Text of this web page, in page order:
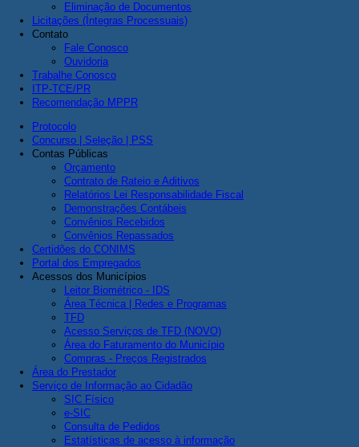
Eliminação de Documentos
Licitações (Íntegras Processuais)
Contato
Fale Conosco
Ouvidoria
Trabalhe Conosco
ITP-TCE/PR
Recomendação MPPR
Protocolo
Concurso | Seleção | PSS
Contas Públicas
Orçamento
Contrato de Rateio e Aditivos
Relatórios Lei Responsabilidade Fiscal
Demonstrações Contábeis
Convênios Recebidos
Convênios Repassados
Certidões do CONIMS
Portal dos Empregados
Acessos dos Municípios
Leitor Biométrico - IDS
Área Técnica | Redes e Programas
TFD
Acesso Serviços de TFD (NOVO)
Área do Faturamento do Município
Compras - Preços Registrados
Área do Prestador
Serviço de Informação ao Cidadão
SIC Físico
e-SIC
Consulta de Pedidos
Estatísticas de acesso à informação